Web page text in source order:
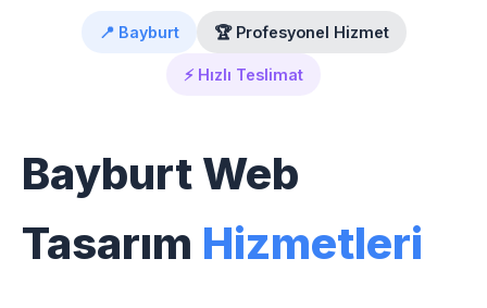
📍 Bayburt 🏆 Profesyonel Hizmet
⚡ Hızlı Teslimat
Bayburt Web
Tasarım Hizmetleri